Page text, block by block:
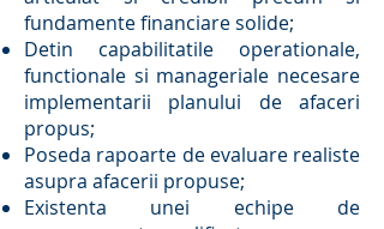
fundamente financiare solide;
Detin capabilitatile operationale,
functionale si manageriale necesare
implementarii planului de afaceri
propus;
Poseda rapoarte de evaluare realiste
asupra afacerii propuse;
Existenta unei echipe de